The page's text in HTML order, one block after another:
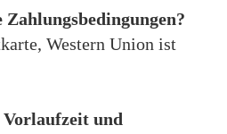
Zahlungsbedingungen?
Western Union ist
und